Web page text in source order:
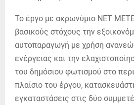
Το έργο με ακρωνύμιο NET
βασικούς στόχους την
αυτοπαραγωγή με χρήση
ενέργειας και την
του δημόσιου φωτισμού στο
πλαίσιο του έργου,
εγκαταστάσεις στις δύο